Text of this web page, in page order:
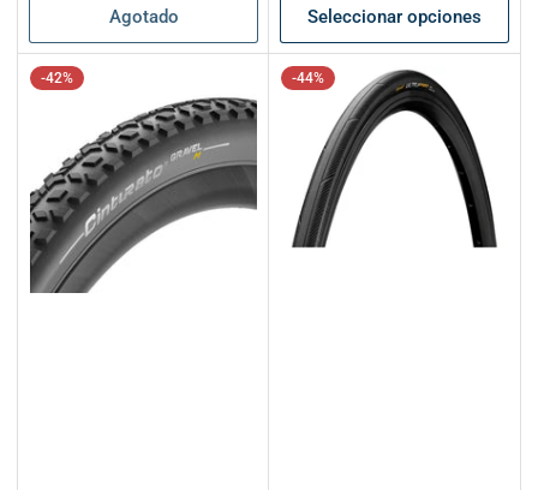
Agotado Seleccionar opciones
-42% -44%